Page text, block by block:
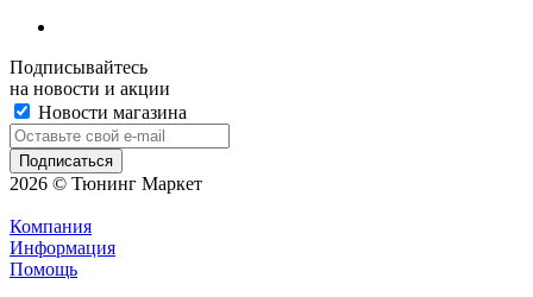
Подписывайтесь
на новости и акции
Новости магазина
2026 © Тюнинг Маркет
Компания
Информация
Помощь